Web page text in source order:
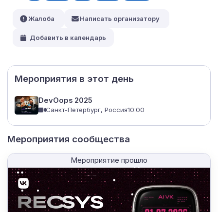
Мероприятия в этот день
DevOops 2025
Санкт-Петербург, Россия10:00
Жалоба Написать организатору
Добавить в календарь
Мероприятия сообщества
Мероприятие прошло